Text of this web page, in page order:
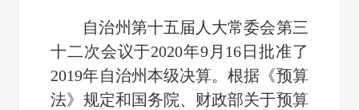
自治州第十五届人大常委会第三
十二次会议于2020年9月16日批准了
2019年自治州本级决算。根据《预算
法》规定和国务院、 财政部关于预算